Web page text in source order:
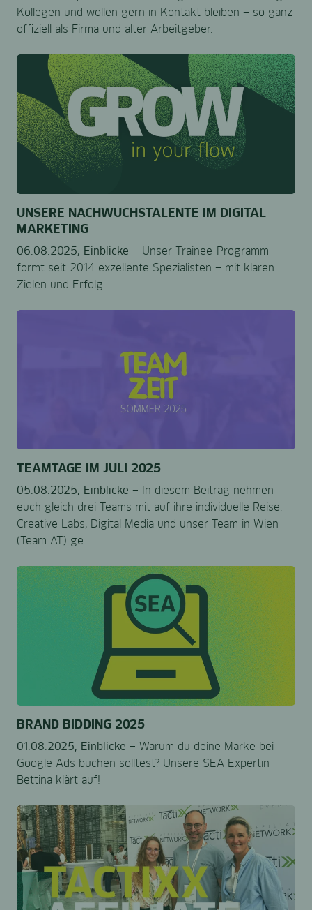
Kollegen und wollen gern in Kontakt bleiben – so ganz
offiziell als Firma und alter Arbeitgeber.
UNSERE NACHWUCHSTALENTE IM DIGITAL
MARKETING
06.08.2025, Einblicke – Unser Trainee-Programm
formt seit 2014 exzellente Spezialisten – mit klaren
Zielen und Erfolg.
TEAMTAGE IM JULI 2025
05.08.2025, Einblicke – In diesem Beitrag nehmen
euch gleich drei Teams mit auf ihre individuelle Reise:
Creative Labs, Digital Media und unser Team in Wien
(Team AT) ge...
BRAND BIDDING 2025
01.08.2025, Einblicke – Warum du deine Marke bei
Google Ads buchen solltest? Unsere SEA-Expertin
Bettina klärt auf!